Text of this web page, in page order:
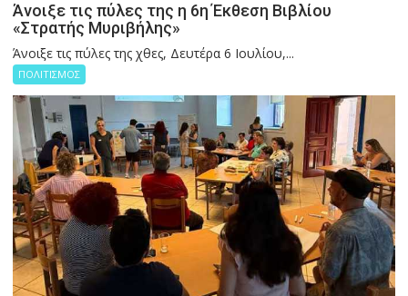
Άνοιξε τις πύλες της η 6η Έκθεση Βιβλίου
«Στρατής Μυριβήλης»
Άνοιξε τις πύλες της χθες, Δευτέρα 6 Ιουλίου,...
ΠΟΛΙΤΙΣΜΟΣ